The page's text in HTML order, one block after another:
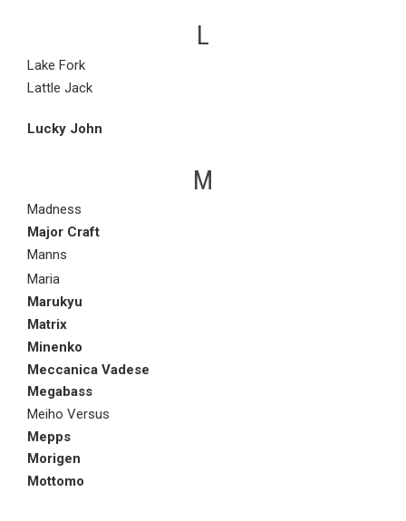
L
Lake Fork
Lattle Jack
Lucky John
M
Madness
Major Craft
Manns
Maria
Marukyu
Matrix
Minenko
Meccanica Vadese
Megabass
Meiho Versus
Mepps
Morigen
Mottomo